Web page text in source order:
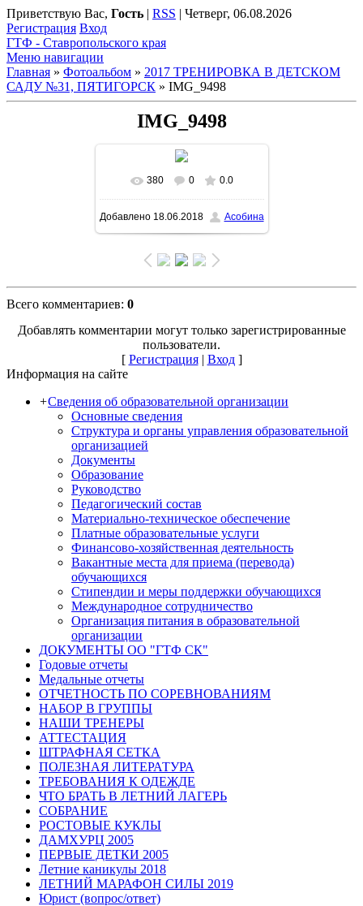
Приветствую Вас, Гость | RSS | Четверг, 06.08.2026
Регистрация Вход
ГТФ - Ставропольского края
Меню навигации
Главная » Фотоальбом » 2017 ТРЕНИРОВКА В ДЕТСКОМ
САДУ №31, ПЯТИГОРСК » IMG_9498
IMG_9498
380 0 0.0
Добавлено18.06.2018 Асобина
Всего комментариев: 0
Добавлять комментарии могут только зарегистрированные
пользователи.
[ Регистрация| Вход]
Информация на сайте
+Сведения об образовательной организации
Основные сведения
Структура и органы управления образовательной
организацией
Документы
Образование
Руководство
Педагогический состав
Материально-техническое обеспечение
Платные образовательные услуги
Финансово-хозяйственная деятельность
Вакантные места для приема (перевода)
обучающихся
Стипендии и меры поддержки обучающихся
Международное сотрудничество
Организация питания в образовательной
организации
ДОКУМЕНТЫ ОО "ГТФ СК"
Годовые отчеты
Медальные отчеты
ОТЧЕТНОСТЬ ПО СОРЕВНОВАНИЯМ
НАБОР В ГРУППЫ
НАШИ ТРЕНЕРЫ
АТТЕСТАЦИЯ
ШТРАФНАЯ СЕТКА
ПОЛЕЗНАЯ ЛИТЕРАТУРА
ТРЕБОВАНИЯ К ОДЕЖДЕ
ЧТО БРАТЬ В ЛЕТНИЙ ЛАГЕРЬ
СОБРАНИЕ
РОСТОВЫЕ КУКЛЫ
ДАМХУРЦ 2005
ПЕРВЫЕ ДЕТКИ 2005
Летние каникулы 2018
ЛЕТНИЙ МАРАФОН СИЛЫ 2019
Юрист (вопрос/ответ)